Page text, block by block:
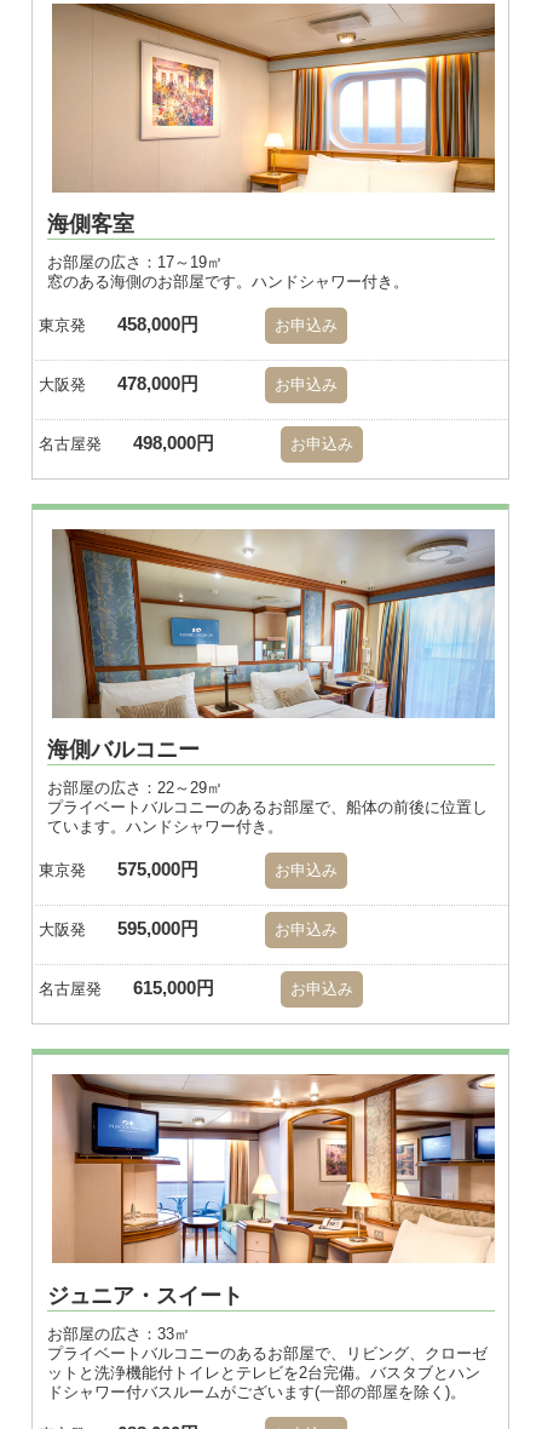
※画像はダブル
海側客室
お部屋の広さ：17～19㎡
窓のある海側のお部屋です。ハンドシャワー付き。
東京発 458,000円 お申込み
大阪発 478,000円 お申込み
名古屋発 498,000円 お申込み
※画像はダブル
海側バルコニー
お部屋の広さ：22～29㎡
プライベートバルコニーのあるお部屋で、船体の前後に位置し
ています。ハンドシャワー付き。
東京発 575,000円 お申込み
大阪発 595,000円 お申込み
名古屋発 615,000円 お申込み
※画像はダブル
ジュニア・スイート
お部屋の広さ：33㎡
プライベートバルコニーのあるお部屋で、リビング、クローゼ
ットと洗浄機能付トイレとテレビを2台完備。バスタブとハン
ドシャワー付バスルームがございます(一部の部屋を除く)。